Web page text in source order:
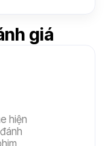
giá
hiện